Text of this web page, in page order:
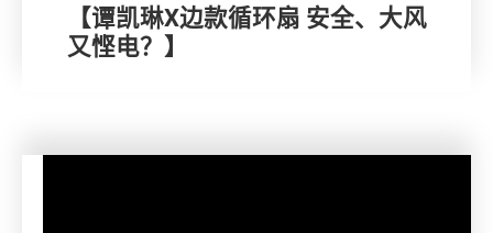
【谭凯琳X边款循环扇 安全、大风
又悭电？】